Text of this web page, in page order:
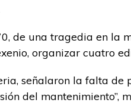
de una tragedia en la
organizar cuatro
señalaron la falta de
del mantenimiento”,